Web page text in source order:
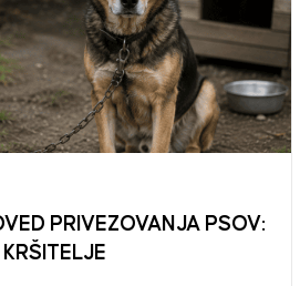
PRIVEZOVANJA PSOV: